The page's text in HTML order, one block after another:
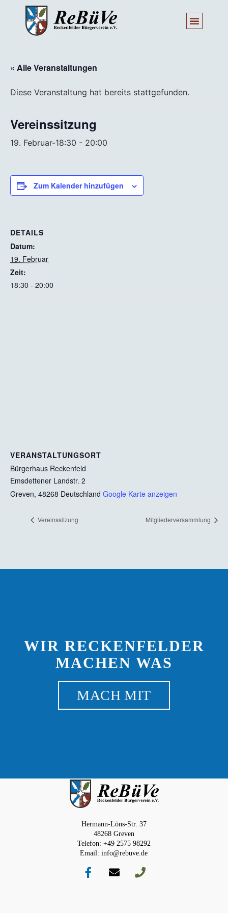
« Alle Veranstaltungen
Diese Veranstaltung hat bereits stattgefunden.
Vereinssitzung
19. Februar-18:30 - 20:00
Zum Kalender hinzufügen
DETAILS
Datum:
19. Februar
Zeit:
18:30 - 20:00
VERANSTALTUNGSORT
Bürgerhaus Reckenfeld
Emsdettener Landstr. 2
Greven, 48268 Deutschland Google Karte anzeigen
Vereinssitzung Mitgliederversammlung
WIR RECKENFELDER
MACHEN WAS
MACH MIT
Hermann-Löns-Str. 37
48268 Greven
Telefon: +49 2575 98292
Email: info@rebuve.de